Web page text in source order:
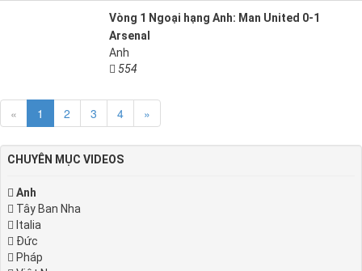
Vòng 1 Ngoại hạng Anh: Man United 0-1
Arsenal
Anh
554
« 1 2 3 4 »
CHUYÊN MỤC VIDEOS
Anh
Tây Ban Nha
Italia
Đức
Pháp